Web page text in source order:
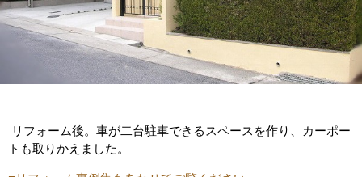
リフォーム後。車が二台駐車できるスペースを作り、カーポー
トも取りかえました。